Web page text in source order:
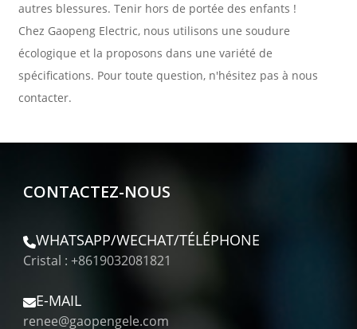
autres blessures. Tenir hors de portée des enfants !
Chez Gaopeng Electric, nous utilisons une soudure
écologique et la proposons dans une variété de
spécifications. Pour toute question, n'hésitez pas à nous
contacter.
CONTACTEZ-NOUS
WHATSAPP/WECHAT/TÉLÉPHONE
Cristal : +8619032081821
E-MAIL
renee@gaopengele.com